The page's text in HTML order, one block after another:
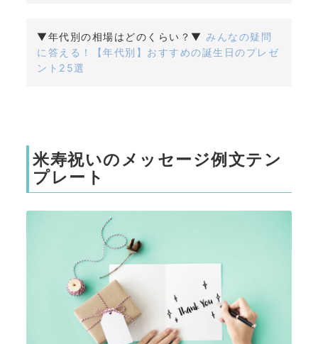
▼年代別の相場はどのくらい？▼ みんなの疑問
に答える！【年代別】おすすめの誕生日のプレゼ
ント25選
米寿祝いのメッセージ例文テン
プレート